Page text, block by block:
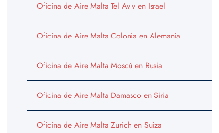
Oficina de Aire Malta Tel Aviv en Israel
Oficina de Aire Malta Colonia en Alemania
Oficina de Aire Malta Moscú en Rusia
Oficina de Aire Malta Damasco en Siria
Oficina de Aire Malta Zurich en Suiza